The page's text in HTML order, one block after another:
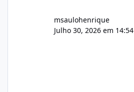
msaulohenrique
Julho 30, 2026 em 14:54